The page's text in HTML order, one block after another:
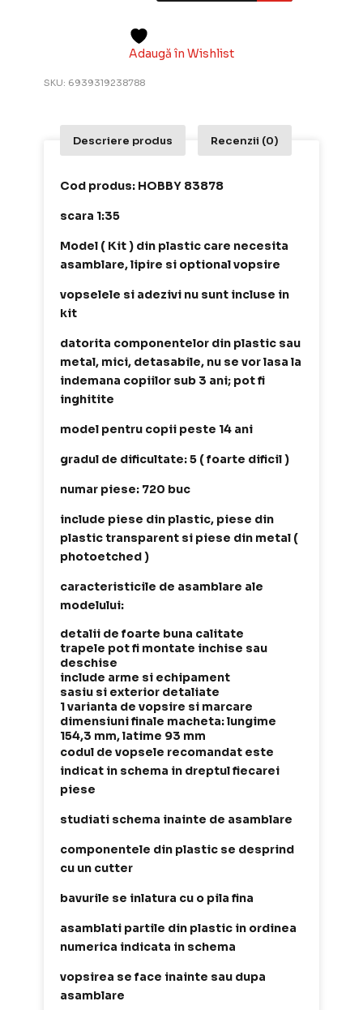
Adaugă în Wishlist
SKU: 6939319238788
Descriere produs Recenzii (0)
Cod produs: HOBBY 83878
scara 1:35
Model ( Kit ) din plastic care necesita
asamblare, lipire si optional vopsire
vopselele si adezivi nu sunt incluse in
kit
datorita componentelor din plastic sau
metal, mici, detasabile, nu se vor lasa la
indemana copiilor sub 3 ani; pot fi
inghitite
model pentru copii peste 14 ani
gradul de dificultate: 5 ( foarte dificil )
numar piese: 720 buc
include piese din plastic, piese din
plastic transparent si piese din metal (
photoetched )
caracteristicile de asamblare ale
modelului:
detalii de foarte buna calitate
trapele pot fi montate inchise sau
deschise
include arme si echipament
sasiu si exterior detaliate
1 varianta de vopsire si marcare
dimensiuni finale macheta: lungime
154,3 mm, latime 93 mm
codul de vopsele recomandat este
indicat in schema in dreptul fiecarei
piese
studiati schema inainte de asamblare
componentele din plastic se desprind
cu un cutter
bavurile se inlatura cu o pila fina
asamblati partile din plastic in ordinea
numerica indicata in schema
vopsirea se face inainte sau dupa
asamblare